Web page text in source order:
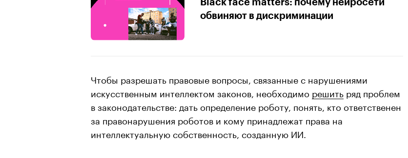
Black face matters: почему нейросети
обвиняют в дискриминации
Чтобы разрешать правовые вопросы, связанные с нарушениями
искусственным интеллектом законов, необходимо решить ряд проблем
в законодательстве: дать определение роботу, понять, кто ответственен
за правонарушения роботов и кому принадлежат права на
интеллектуальную собственность, созданную ИИ.